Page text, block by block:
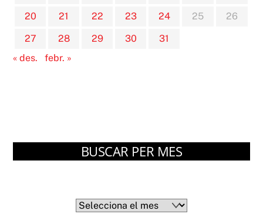
20
21 22 23 24 25
26
27
28 29 30
31
« des.
febr. »
BUSCAR PER MES
Arxius